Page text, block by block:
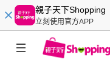
親子天下Shopping
立刻使用官方APP